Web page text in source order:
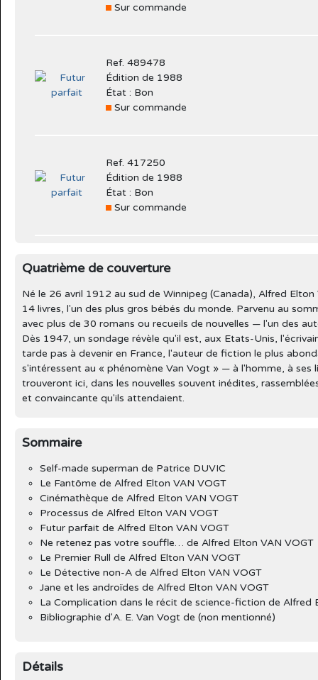
Sur commande
Ref. 489478
Édition de 1988
État : Bon
Sur commande
Ref. 417250
Édition de 1988
État : Bon
Sur commande
Quatrième de couverture
Né le 26 avril 1912 au sud de Winnipeg (Canada), Alfred
14 livres, l'un des plus gros bébés du monde. Parvenu au
avec plus de 30 romans ou recueils de nouvelles — l'un des
Dès 1947, un sondage révèle qu'il est, aux Etats-Unis,
tarde pas à devenir en France, l'auteur de fiction le plus
s'intéressent au « phénomène Van Vogt » — à l'homme, à
trouveront ici, dans les nouvelles souvent inédites,
et convaincante qu'ils attendaient.
Sommaire
Self-made superman de Patrice DUVIC
Le Fantôme de Alfred Elton VAN VOGT
Cinémathèque de Alfred Elton VAN VOGT
Processus de Alfred Elton VAN VOGT
Futur parfait de Alfred Elton VAN VOGT
Ne retenez pas votre souffle… de Alfred Elton VAN VOGT
Le Premier Rull de Alfred Elton VAN VOGT
Le Détective non-A de Alfred Elton VAN VOGT
Jane et les androïdes de Alfred Elton VAN VOGT
La Complication dans le récit de science-fiction de Alfred
Bibliographie d'A. E. Van Vogt de (non mentionné)
Détails